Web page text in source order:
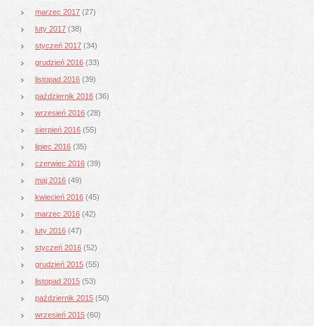
marzec 2017 (27)
luty 2017 (38)
styczeń 2017 (34)
grudzień 2016 (33)
listopad 2016 (39)
październik 2016 (36)
wrzesień 2016 (28)
sierpień 2016 (55)
lipiec 2016 (35)
czerwiec 2016 (39)
maj 2016 (49)
kwiecień 2016 (45)
marzec 2016 (42)
luty 2016 (47)
styczeń 2016 (52)
grudzień 2015 (55)
listopad 2015 (53)
październik 2015 (50)
wrzesień 2015 (60)